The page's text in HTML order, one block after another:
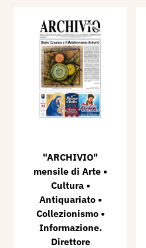
"ARCHIVIO"
mensile di Arte •
Cultura •
Antiquariato •
Collezionismo •
Informazione.
Direttore